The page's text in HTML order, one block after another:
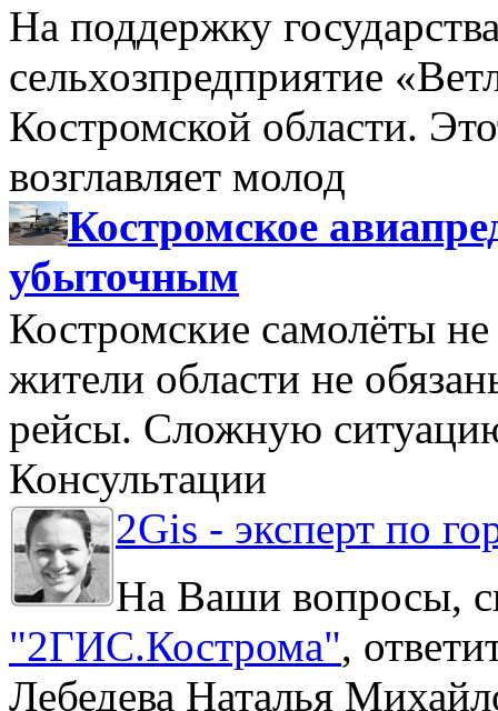
На поддержку
сельхозпредприятие
Костромской области.
возглавляет молод
Костромское
убыточным
Костромские самолёты
жители области не
рейсы. Сложную
Консультации
2Gis - эксперт по
На Ваши вопросы,
"2ГИС.Кострома",
Лебедева Наталья